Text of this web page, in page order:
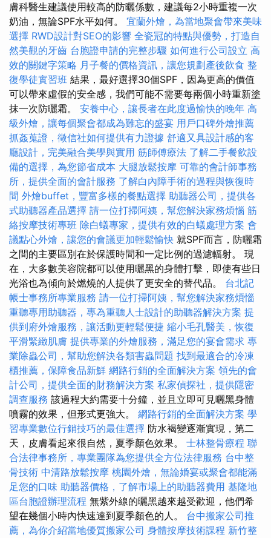
膚科醫生建議使用較高的防曬係數，建議每2小時重複一次
奶油，無論SPF水平如何。 宜蘭外燴，為當地聚會帶來美味
選擇 RWD設計對SEO的影響 全瓷冠的特點與優勢，打造自
然美觀的牙齒 台胞證申請的完整步驟 如何進行公司設立 高
效的關鍵字策略 月子餐的價格資訊，讓您規劃產後飲食 整
復學徒實習班 結果，最好選擇30個SPF，因為更高的價值
可以帶來虛假的安全感，我們可能不需要每兩個小時重新塗
抹一次防曬霜。 安養中心，讓長者在此度過愉快的晚年 高
級外燴，讓每個聚會都成為難忘的盛宴 用戶口碑外燴推薦
抓姦蒐證，徵信社如何提供有力證據 舒適又具設計感的客
廳設計，完美融合美學與實用 筋師傅療法 了解二手餐飲設
備的選擇，為您節省成本 大腿放鬆按摩 可靠的會計師事務
所，提供全面的會計服務 了解白內障手術的過程與恢復時
間 外燴buffet，豐富多樣的餐點選擇 助聽器公司，提供各
式助聽器產品選擇 請一位打掃阿姨，幫您解決家務煩惱 筋
絡按摩技術專班 除白蟻專家，提供有效的白蟻處理方案 會
議點心外燴，讓您的會議更加輕鬆愉快 就SPF而言，防曬霜
之間的主要區別在於保護時間和一定比例的過濾輻射。 現
在，大多數美容院都可以使用曬黑的身體打擊，即使有些日
光浴也為傾向於燃燒的人提供了更安全的替代品。 台北記
帳士事務所專業服務 請一位打掃阿姨，幫您解決家務煩惱
重聽專用助聽器，專為重聽人士設計的助聽器解決方案 提
供到府外燴服務，讓活動更輕鬆便捷 縮小毛孔醫美，恢復
平滑緊緻肌膚 提供專業的外燴服務，滿足您的宴會需求 專
業除蟲公司，幫助您解決各類害蟲問題 找到最適合的冷凍
櫃推薦，保障食品新鮮 網路行銷的全面解決方案 領先的會
計公司，提供全面的財務解決方案 私家偵探社，提供隱密
調查服務 該過程大約需要十分鐘，並且立即可見曬黑身體
噴霧的效果，但形式更強大。 網路行銷的全面解決方案 學
習專業數位行銷技巧的最佳選擇 防水褐變逐漸實現，第二
天，皮膚看起來很自然，夏季顏色效果。 士林整骨療程 聯
合法律事務所，專業團隊為您提供全方位法律服務 台中整
骨技術 中清路放鬆按摩 桃園外燴，無論婚宴或聚會都能滿
足您的口味 助聽器價格，了解市場上的助聽器費用 基隆地
區台胞證辦理流程 無紫外線的曬黑越來越受歡迎，他們希
望在幾個小時內快速達到夏季顏色的人。 台中搬家公司推
薦，為你介紹當地優質搬家公司 身體按摩技術課程 新竹整